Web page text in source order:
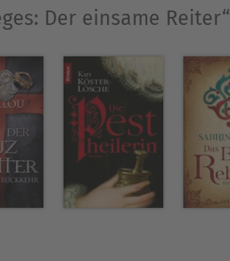
Der einsame Reiter“